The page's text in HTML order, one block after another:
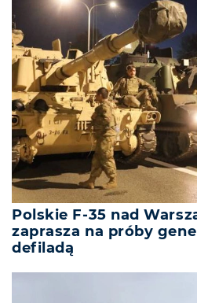
Polskie F-35 nad
zaprasza na próby
defiladą